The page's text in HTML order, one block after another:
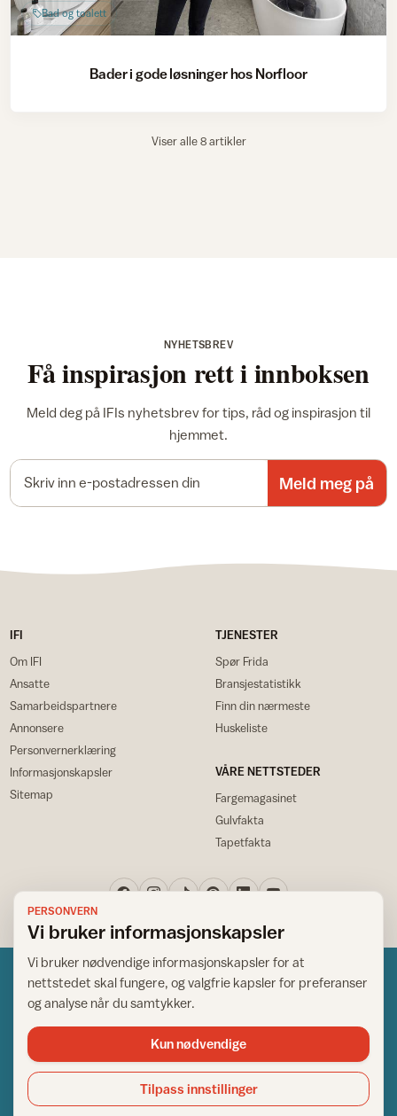
Bad og toalett
Bader i gode løsninger hos Norfloor
Viser alle 8 artikler
NYHETSBREV
Få inspirasjon rett i innboksen
Meld deg på IFIs nyhetsbrev for tips, råd og inspirasjon til
hjemmet.
Meld meg på
IFI
Om IFI
Ansatte
Samarbeidspartnere
Annonsere
Personvernerklæring
Informasjonskapsler
Sitemap
TJENESTER
Spør Frida
Bransjestatistikk
Finn din nærmeste
Huskeliste
VÅRE NETTSTEDER
Fargemagasinet
Gulvfakta
Tapetfakta
Norsk råd for hjem og bygg
Copyright © 1995-2026. All Rights Reserved.
Ansvarlig redaktør: Helge Bod Vangen
PERSONVERN
Vi bruker informasjonskapsler
Vi bruker nødvendige informasjonskapsler for at
nettstedet skal fungere, og valgfrie kapsler for preferanser
og analyse når du samtykker.
Kun nødvendige
Tilpass innstillinger